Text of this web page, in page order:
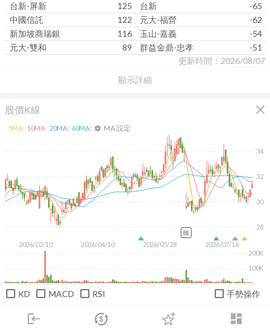
login dashboard
市場 登入
顯示詳細
台新-屏新
125
中國信託
122
新加坡商瑞銀
116
元大-雙和
89
台新
-65
元大-福營
-62
玉山-嘉義
-54
群益金鼎-忠孝
-51
更新時間：2026/08/07
股價K線 close
2026/02/10 2026/04/10 2026/05/28 2026/07/16
28
30
32
34
100K
200K
5MA: 10MA: 20MA: 60MA: settings MA 設定
除
KD MACD RSI 手勢操作